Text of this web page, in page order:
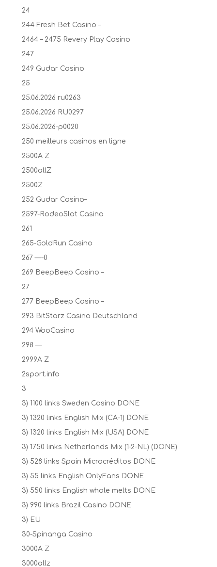
24
244 Fresh Bet Casino –
2464 – 2475 Revery Play Casino
247
249 Gudar Casino
25
25.06.2026 ru0263
25.06.2026 RU0297
25.06.2026-p0020
250 meilleurs casinos en ligne
2500A Z
2500allZ
2500Z
252 Gudar Casino–
2597-RodeoSlot Casino
261
265-GoldRun Casino
267 —-0
269 BeepBeep Casino –
27
277 BeepBeep Casino –
293 BitStarz Casino Deutschland
294 WooCasino
298 —
2999A Z
2sport.info
3
3) 1100 links Sweden Casino DONE
3) 1320 links English Mix (CA-1) DONE
3) 1320 links English Mix (USA) DONE
3) 1750 links Netherlands Mix (1-2-NL) (DONE)
3) 528 links Spain Microcréditos DONE
3) 55 links English OnlyFans DONE
3) 550 links English whole melts DONE
3) 990 links Brazil Casino DONE
3) EU
30-Spinanga Casino
3000A Z
3000allz